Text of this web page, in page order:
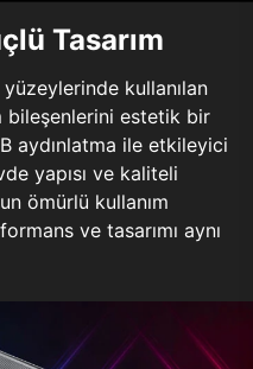
Tasarım
kullanılan
bileşenlerini estetik bir
aydınlatma ile etkileyici
yapısı ve kaliteli
ömürlü kullanım
ve tasarımı aynı